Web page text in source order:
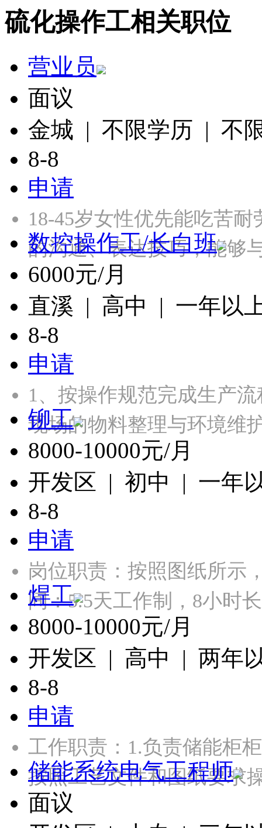
硫化操作工相关职位
营业员
面议
金城 | 不限学历 | 不
8-8
申请
18-45岁女性优先能吃苦
的沟通、表达技巧，能
数控操作工/长白班
6000元/月
直溪 | 高中 | 一年以
8-8
申请
1、按操作规范完成生产
现场的物料整理与环境
铆工
8000-10000元/月
开发区 | 初中 | 一年
8-8
申请
岗位职责：按照图纸所示
间：5.5天工作制，8小时
焊工
8000-10000元/月
开发区 | 高中 | 两年
8-8
申请
工作职责：1.负责储能柜
按照工艺文件和图纸要
储能系统电气工程师
面议